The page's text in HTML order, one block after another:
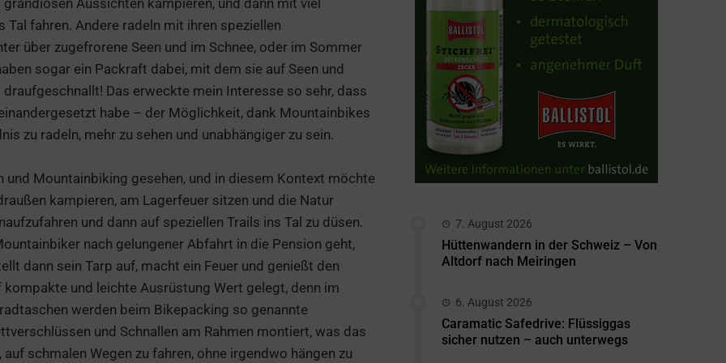
Aussichten kampieren, und dann mit viel
fahren. Andere radeln mit ihren speziellen
über zugefrorene Seen und im Schnee, oder im Sommer
sogar ein Packraft dabei, mit dem sie auf Seen und
Das erweckte mein Interesse so sehr, dass
habe – der Möglichkeit, dank Mountainbikes
zu radeln, mehr zu sehen und unabhängiger zu sein.
Mountainbiking gesehen, und in diesem Kontext möchte
kampieren, am Lagerfeuer sitzen und die Natur
und dann auf speziellen Trails ins Tal zu düsen.
nach gelungener Abfahrt in die Pension geht,
dann sein Tarp auf, macht ein Feuer und genießt den
und leichte Ausrüstung Wert gelegt, denn im
werden beim Bikepacking so genannte
und Schnallen am Rahmen montiert, was das
schmalen Wegen zu fahren, ohne irgendwo hängen zu
7. August 2026
Hüttenwandern in der Schweiz – Von
Altdorf nach Meiringen
6. August 2026
Caramatic Safedrive: Flüssiggas
sicher nutzen – auch unterwegs